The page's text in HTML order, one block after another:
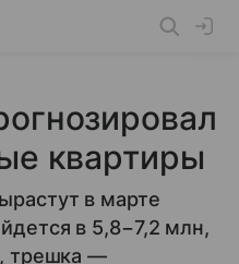
квартиры
в марте
в 5,8−7,2 млн,
трешка —